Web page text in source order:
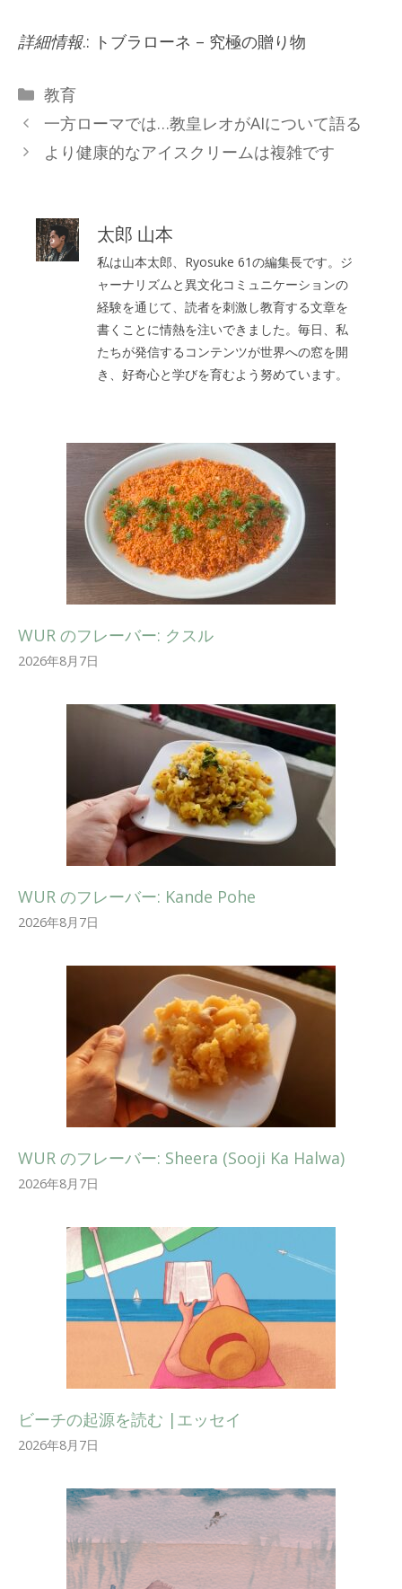
詳細情報.: トブラローネ – 究極の贈り物
カ
リ
教育
一方ローマでは…教皇レオがAIについて語る
より健康的なアイスクリームは複雑です
太郎 山本
私は山本太郎、Ryosuke 61の編集長です。ジ
ャーナリズムと異文化コミュニケーションの
経験を通じて、読者を刺激し教育する文章を
書くことに情熱を注いできました。毎日、私
たちが発信するコンテンツが世界への窓を開
き、好奇心と学びを育むよう努めています。
WUR のフレーバー: クスル
2026年8月7日
WUR のフレーバー: Kande Pohe
2026年8月7日
WUR のフレーバー: Sheera (Sooji Ka Halwa)
2026年8月7日
ビーチの起源を読む |エッセイ
2026年8月7日